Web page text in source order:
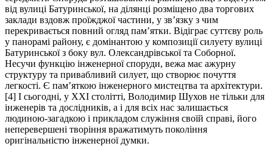
від вулиці Батуринської, на ділянці розміщено два торгових
заклади вздовж проїжджої частини, у зв’язку з чим
перекривається повний огляд пам’ятки. Відіграє суттєву роль
у панорамі району, є домінантою у композиції силуету вулиці
Батуринської з боку вул. Олександрівської та Соборної.
Несучи функцію інженерної споруди, вежа має ажурну
структуру та привабливий силует, що створює почуття
легкості. Є пам’яткою інженерного мистецтва та архітектури.
[4] І сьогодні, у ХХІ столітті, Володимир Шухов не тільки для
інженерів та дослідників, а і для всіх нас залишається
людиною-загадкою і прикладом служіння своїй справі, його
неперевершені творіння вражатимуть покоління
оригінальністю інженерної думки.